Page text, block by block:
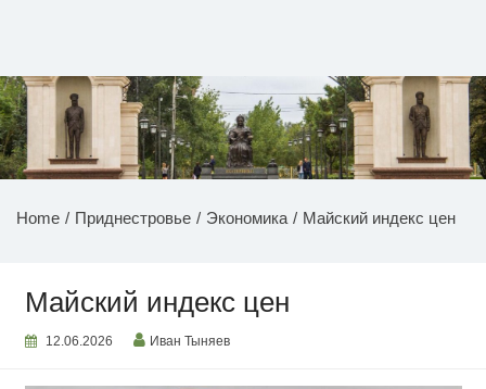
НОВОСТИ ПРИДНЕСТРОВЬЯ
Home Приднестровье Экономика Майский индекс цен
Майский индекс цен
12.06.2026 Иван Тыняев